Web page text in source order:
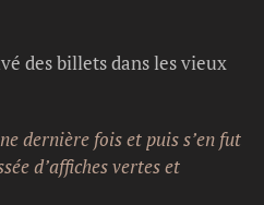
des billets dans les vieux
dernière fois et puis s’en fut
d’affiches vertes et